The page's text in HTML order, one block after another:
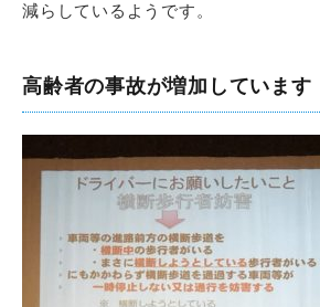
減らしているようです。
高齢者の事故が増加しています